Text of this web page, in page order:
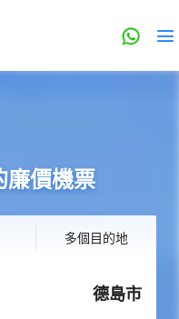
廉價機票
多個目的地
德島市